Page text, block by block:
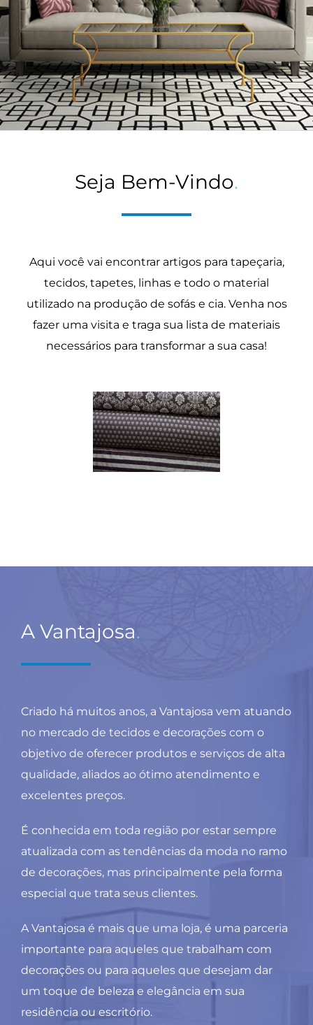
Seja Bem-Vindo.
Aqui você vai encontrar artigos para tapeçaria,
tecidos, tapetes, linhas e todo o material
utilizado na produção de sofás e cia. Venha nos
fazer uma visita e traga sua lista de materiais
necessários para transformar a sua casa!
A Vantajosa.
Criado há muitos anos, a Vantajosa vem atuando
no mercado de tecidos e decorações com o
objetivo de oferecer produtos e serviços de alta
qualidade, aliados ao ótimo atendimento e
excelentes preços.
É conhecida em toda região por estar sempre
atualizada com as tendências da moda no ramo
de decorações, mas principalmente pela forma
especial que trata seus clientes.
A Vantajosa é mais que uma loja, é uma parceria
importante para aqueles que trabalham com
decorações ou para aqueles que desejam dar
um toque de beleza e elegância em sua
residência ou escritório.